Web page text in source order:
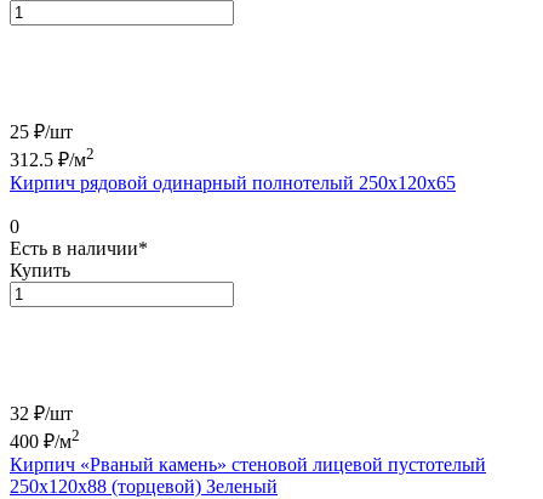
25 ₽/шт
312.5 ₽/м2
Кирпич рядовой одинарный полнотелый 250х120х65
0
Есть в наличии*
Купить
32 ₽/шт
400 ₽/м2
Кирпич «Рваный камень» стеновой лицевой пустотелый
250х120х88 (торцевой) Зеленый